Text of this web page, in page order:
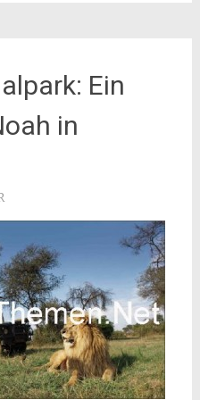
Ein
in